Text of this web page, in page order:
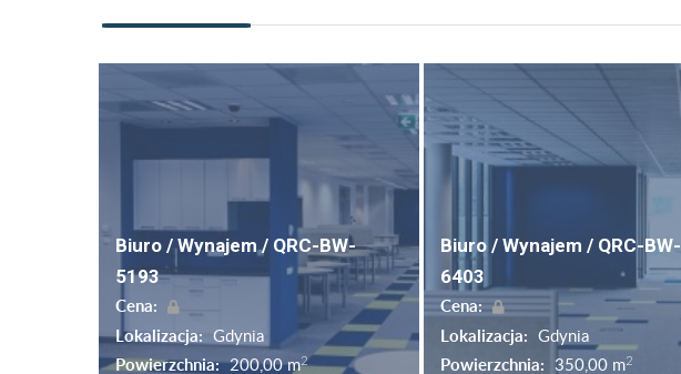
Biuro / Wynajem / QRC-BW-
5193
Cena:
Lokalizacja: Gdynia
Powierzchnia: 200,00 m2
Biuro / Wynajem / QRC-BW-
6403
Cena:
Lokalizacja: Gdynia
Powierzchnia: 350,00 m2